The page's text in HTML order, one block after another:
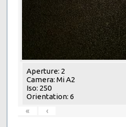
Aperture: 2
Camera: Mi A2
Iso: 250
Orientation: 6
«
‹